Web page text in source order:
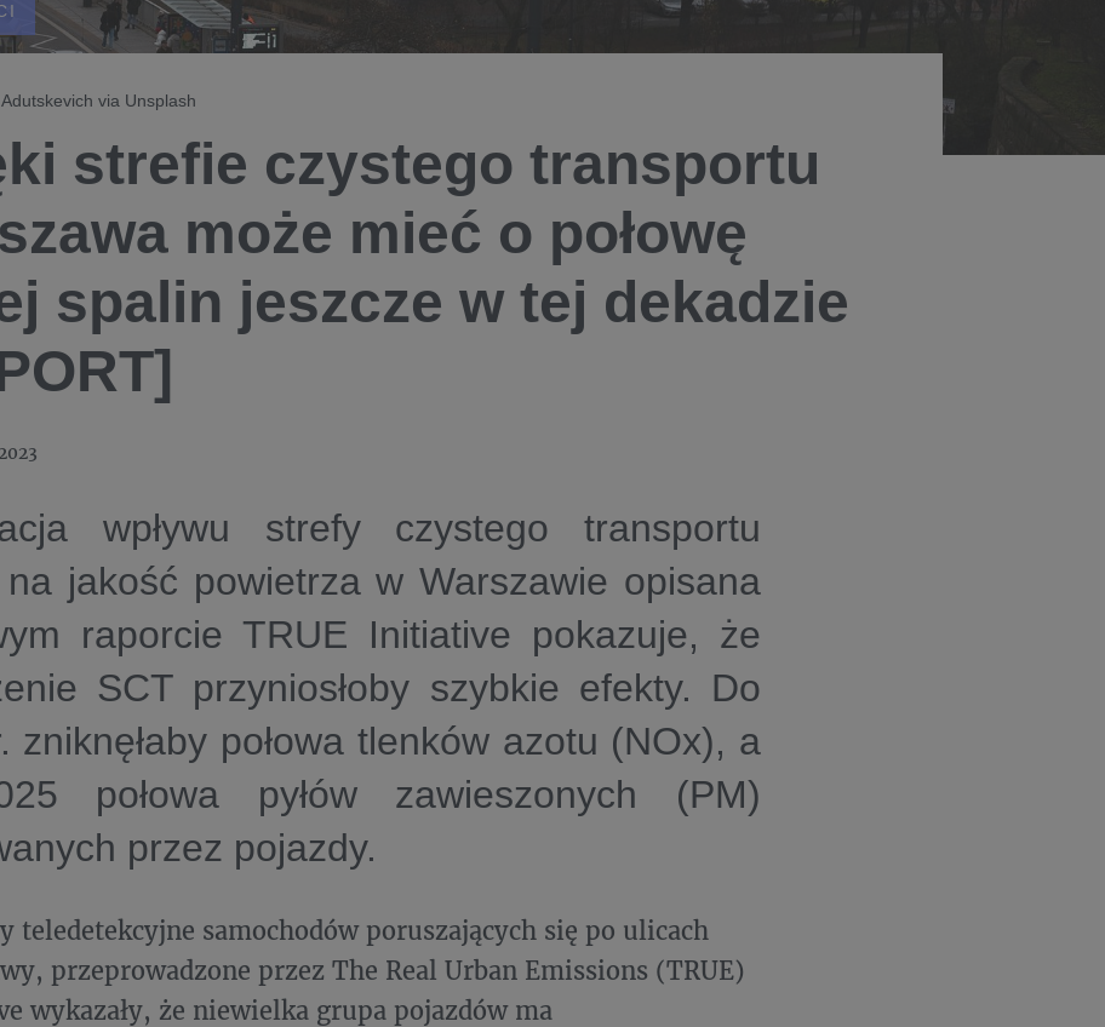
via Unsplash
strefie czystego transportu
może mieć o połowę
spalin jeszcze w tej dekadzie
wpływu strefy czystego transportu
jakość powietrza w Warszawie opisana
raporcie TRUE Initiative pokazuje, że
SCT przyniosłoby szybkie efekty. Do
zniknęłaby połowa tlenków azotu (NOx), a
połowa pyłów zawieszonych (PM)
przez pojazdy.
teledetekcyjne samochodów poruszających się po ulicach
przeprowadzone przez The Real Urban Emissions (TRUE)
wykazały, że niewielka grupa pojazdów ma